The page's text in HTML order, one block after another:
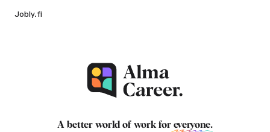
Jobly.fi
A better world of work for everyone.